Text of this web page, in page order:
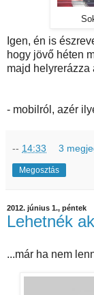
Igen, én is
hogy jövő héten
majd helyrerázza
- mobilról, azér
-- 14:33 3
Megosztás
2012. június 1., péntek
Lehetnék
...már ha nem